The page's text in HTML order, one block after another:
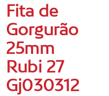
Fita de
Gorgurão
25mm
Rubi 27
Gj030312